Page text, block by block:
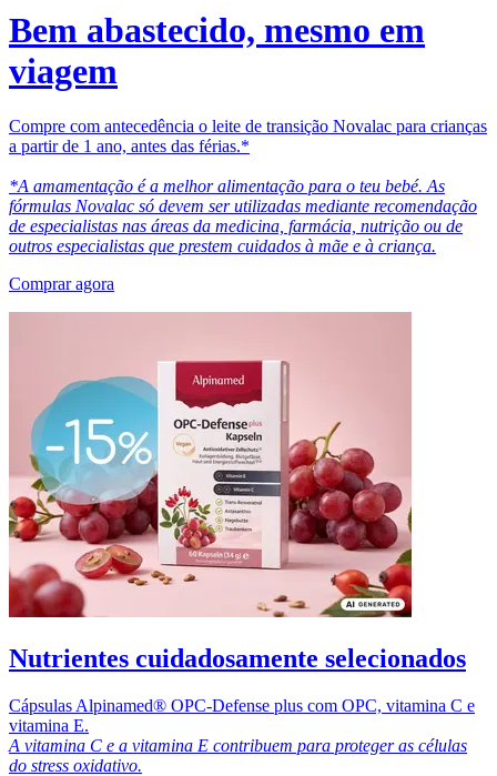
Bem abastecido, mesmo em
viagem
Compre com antecedência o leite de transição Novalac para crianças
a partir de 1 ano, antes das férias.*
*A amamentação é a melhor alimentação para o teu bebé. As
fórmulas Novalac só devem ser utilizadas mediante recomendação
de especialistas nas áreas da medicina, farmácia, nutrição ou de
outros especialistas que prestem cuidados à mãe e à criança.
Comprar agora
Nutrientes cuidadosamente selecionados
Cápsulas Alpinamed® OPC-Defense plus com OPC, vitamina C e
vitamina E.
A vitamina C e a vitamina E contribuem para proteger as células
do stress oxidativo.